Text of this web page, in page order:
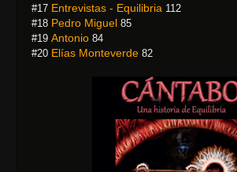
#17 Entrevistas - Equilibria 112
#18 Pedro Miguel 85
#19 Antonio 84
#20 Elías Monteverde 82